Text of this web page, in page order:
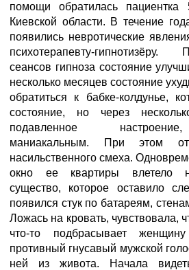
помощи обратилась пациентка
Киевской области. В течение
появились невротические
психотерапевту-
сеансов гипноза состояние
несколько месяцев состояние
обратиться к бабке-колдунье,
состояние, но через
подавленное
маниакальным. При этом
насильственного смеха.
окно ее квартиры влетело
существо, которое оставило
появился стук по батареям,
Ложась на кровать, чувствовала,
что-то подбрасывает
противный гнусавый мужской
ней из живота. Начала